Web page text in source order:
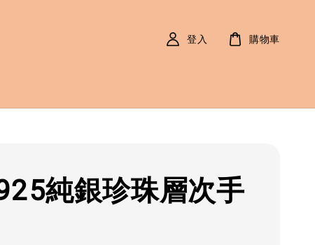
登入 購物車
純銀珍珠層次手